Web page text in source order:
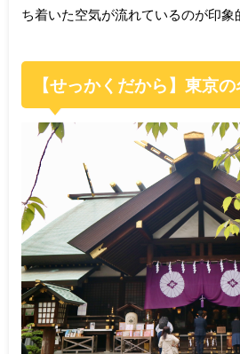
ち着いた空気が流れているのが印象
【せっかくだから】東京